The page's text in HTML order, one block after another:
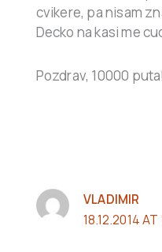
cvikere, pa nisam
Decko na kasi me
Pozdrav, 10000 puta!
VLADIMIR
18.12.2014